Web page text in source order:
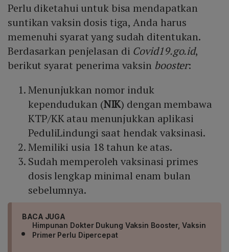
Perlu diketahui untuk bisa mendapatkan
suntikan vaksin dosis tiga, Anda harus
memenuhi syarat yang sudah ditentukan.
Berdasarkan penjelasan di Covid19.go.id,
berikut syarat penerima vaksin booster:
Menunjukkan nomor induk
kependudukan (NIK) dengan membawa
KTP/KK atau menunjukkan aplikasi
PeduliLindungi saat hendak vaksinasi.
Memiliki usia 18 tahun ke atas.
Sudah memperoleh vaksinasi primes
dosis lengkap minimal enam bulan
sebelumnya.
BACA JUGA
Himpunan Dokter Dukung Vaksin Booster, Vaksin
Primer Perlu Dipercepat